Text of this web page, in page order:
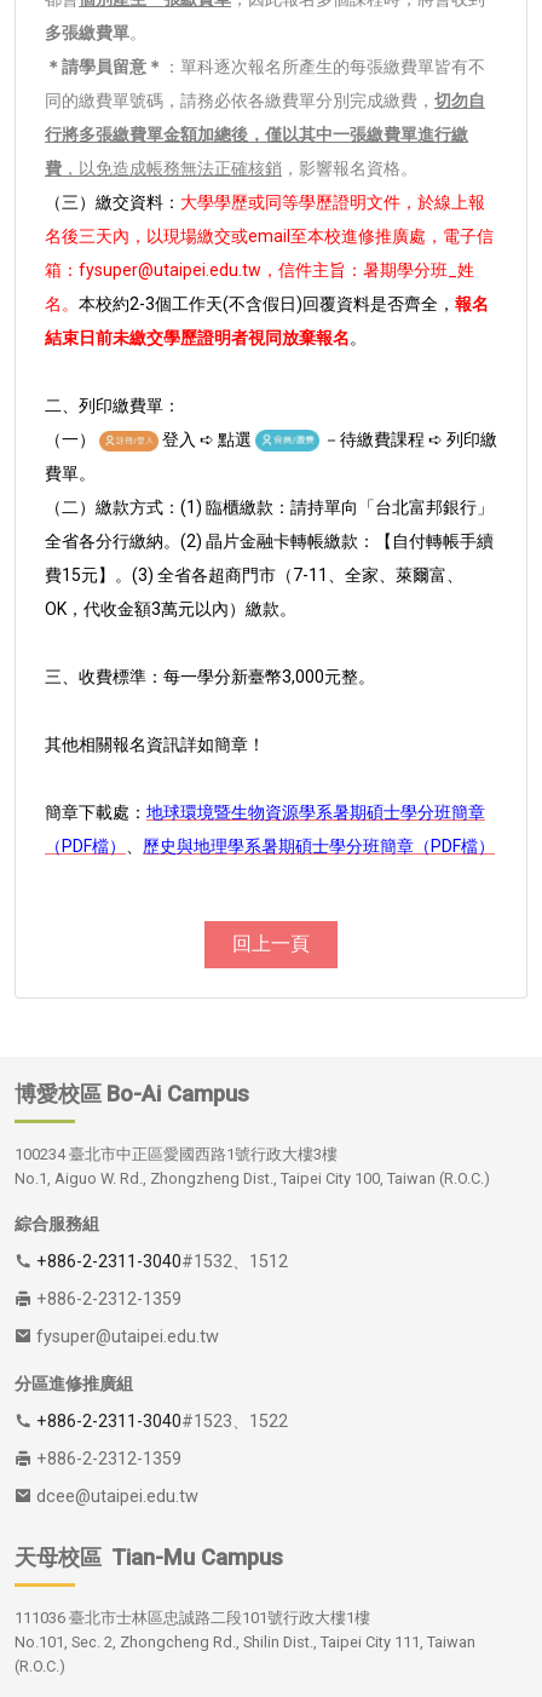
多張繳費單。
＊請學員留意＊
：單科逐次報名所產生的每張繳費單皆有不
同的繳費單號碼，請務必依各繳費單分別完成繳費， 切勿自
行將多張繳費單金額加總後，僅以其中一張繳費單進行繳
費 ，以免造成帳務無法正確核銷 ，影響報名資格。
（三）繳交資料： 大學學歷或同等學歷證明文件，於線上報
名後三天內，以現場繳交或email至本校進修推廣處，電子信
箱：fysuper@utaipei.edu.tw，信件主旨：暑期學分班_姓
名。 本校約2-3個工作天(不含假日)回覆資料是否齊全， 報名
結束日前未繳交學歷證明者視同放棄報名。
二、列印繳費單：
（一）
登入 ➪ 點選
－待繳費課程 ➪ 列印繳
費單。
（二）繳款方式：(1) 臨櫃繳款：請持單向「台北富邦銀行」
全省各分行繳納。(2) 晶片金融卡轉帳繳款：【自付轉帳手續
費15元】。(3) 全省各超商門市（7-11、全家、萊爾富、
OK，代收金額3萬元以內）繳款。
三、收費標準：每一學分新臺幣3,000元整。
其他相關報名資訊詳如簡章！
簡章下載處： 地球環境暨生物資源學系暑期碩士學分班簡章
（PDF檔）
歷史與地理學系暑期碩士學分班簡章（PDF檔）
回上一頁
博愛校區 Bo-Ai Campus
100234 臺北市中正區愛國西路1號行政大樓3樓
No.1, Aiguo W. Rd., Zhongzheng Dist., Taipei City 100, Taiwan (R.O.C.)
綜合服務組
+886-2-2311-3040#1532、1512
+886-2-2312-1359
fysuper@utaipei.edu.tw
分區進修推廣組
+886-2-2311-3040#1523、1522
+886-2-2312-1359
dcee@utaipei.edu.tw
天母校區 Tian-Mu Campus
111036 臺北市士林區忠誠路二段101號行政大樓1樓
No.101, Sec. 2, Zhongcheng Rd., Shilin Dist., Taipei City 111, Taiwan
(R.O.C.)